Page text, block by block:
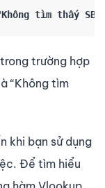
tìm thấy
trường hợp
“Không tìm
khi bạn sử dụng
Để tìm hiểu